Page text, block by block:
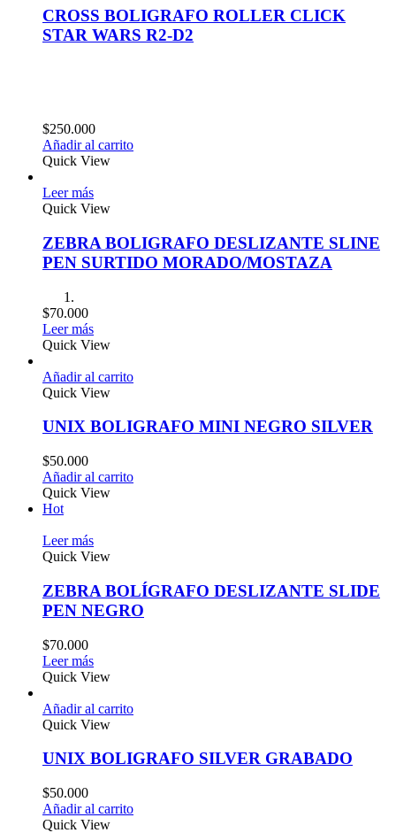
CROSS BOLIGRAFO ROLLER CLICK
STAR WARS R2-D2
$250.000
Añadir al carrito
Quick View
Leer más
Quick View
ZEBRA BOLIGRAFO DESLIZANTE SLINE
PEN SURTIDO MORADO/MOSTAZA
$70.000
Leer más
Quick View
Añadir al carrito
Quick View
UNIX BOLIGRAFO MINI NEGRO SILVER
$50.000
Añadir al carrito
Quick View
Hot
Leer más
Quick View
ZEBRA BOLÍGRAFO DESLIZANTE SLIDE
PEN NEGRO
$70.000
Leer más
Quick View
Añadir al carrito
Quick View
UNIX BOLIGRAFO SILVER GRABADO
$50.000
Añadir al carrito
Quick View